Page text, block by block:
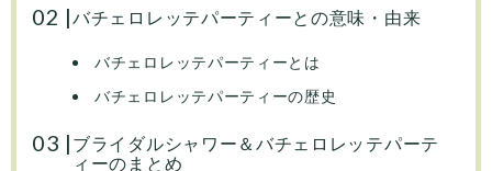
バチェロレッテパーティーとの意味・由来
バチェロレッテパーティーとは
バチェロレッテパーティーの歴史
ブライダルシャワー＆バチェロレッテパーテ
ィーのまとめ